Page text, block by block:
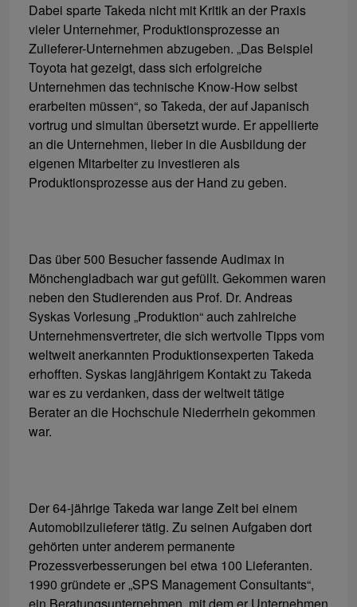
Dabei sparte Takeda nicht mit Kritik an der Praxis
vieler Unternehmer, Produktionsprozesse an
Zulieferer-Unternehmen abzugeben. „Das Beispiel
Toyota hat gezeigt, dass sich erfolgreiche
Unternehmen das technische Know-How selbst
erarbeiten müssen“, so Takeda, der auf Japanisch
vortrug und simultan übersetzt wurde. Er appellierte
an die Unternehmen, lieber in die Ausbildung der
eigenen Mitarbeiter zu investieren als
Produktionsprozesse aus der Hand zu geben.
Das über 500 Besucher fassende Audimax in
Mönchengladbach war gut gefüllt. Gekommen waren
neben den Studierenden aus Prof. Dr. Andreas
Syskas Vorlesung „Produktion“ auch zahlreiche
Unternehmensvertreter, die sich wertvolle Tipps vom
weltweit anerkannten Produktionsexperten Takeda
erhofften. Syskas langjährigem Kontakt zu Takeda
war es zu verdanken, dass der weltweit tätige
Berater an die Hochschule Niederrhein gekommen
war.
Der 64-jährige Takeda war lange Zeit bei einem
Automobilzulieferer tätig. Zu seinen Aufgaben dort
gehörten unter anderem permanente
Prozessverbesserungen bei etwa 100 Lieferanten.
1990 gründete er „SPS Management Consultants“,